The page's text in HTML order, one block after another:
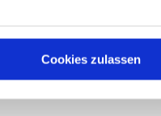
Cookies zulassen
über Ihre
Sperrung oder
angegebenen